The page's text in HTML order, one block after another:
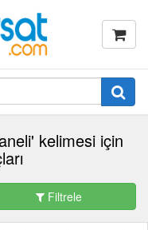
kelimesi için
Filtrele